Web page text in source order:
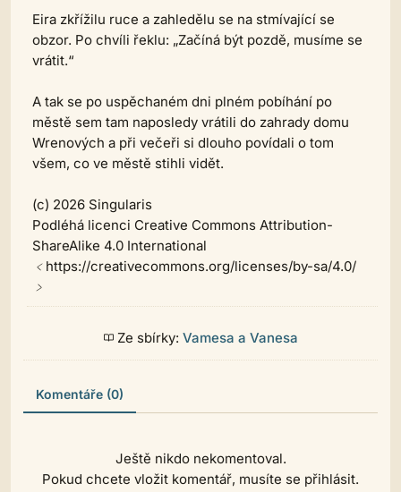
Eira zkřížilu ruce a zahledělu se na stmívající se
obzor. Po chvíli řeklu: „Začíná být pozdě, musíme se
vrátit.“
A tak se po uspěchaném dni plném pobíhání po
městě sem tam naposledy vrátili do zahrady domu
Wrenových a při večeři si dlouho povídali o tom
všem, co ve městě stihli vidět.
(c) 2026 Singularis
Podléhá licenci Creative Commons Attribution-
ShareAlike 4.0 International
﹤https://creativecommons.org/licenses/by-sa/4.0/
﹥
Ze sbírky: Vamesa a Vanesa
Komentáře (0)
Ještě nikdo nekomentoval.
Pokud chcete vložit komentář, musíte se přihlásit.